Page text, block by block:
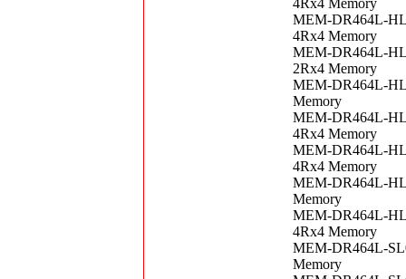
4Rx4 Memory
MEM-DR464L-
4Rx4 Memory
MEM-DR464L-
2Rx4 Memory
MEM-DR464L-
Memory
MEM-DR464L-
4Rx4 Memory
MEM-DR464L-
4Rx4 Memory
MEM-DR464L-
Memory
MEM-DR464L-
4Rx4 Memory
MEM-DR464L-
Memory